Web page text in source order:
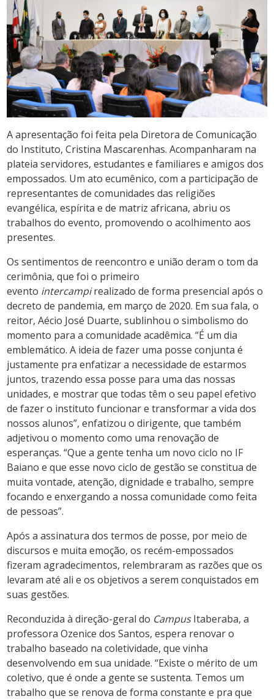
A apresentação foi feita pela Diretora de Comunicação
do Instituto, Cristina Mascarenhas. Acompanharam na
plateia servidores, estudantes e familiares e amigos dos
empossados. Um ato ecumênico, com a participação de
representantes de comunidades das religiões
evangélica, espírita e de matriz africana, abriu os
trabalhos do evento, promovendo o acolhimento aos
presentes.
Os sentimentos de reencontro e união deram o tom da
cerimônia, que foi o primeiro
evento intercampirealizado de forma presencial após o
decreto de pandemia, em março de 2020. Em sua fala, o
reitor, Aécio José Duarte, sublinhou o simbolismo do
momento para a comunidade acadêmica. “É um dia
emblemático. A ideia de fazer uma posse conjunta é
justamente pra enfatizar a necessidade de estarmos
juntos, trazendo essa posse para uma das nossas
unidades, e mostrar que todas têm o seu papel efetivo
de fazer o instituto funcionar e transformar a vida dos
nossos alunos”, enfatizou o dirigente, que também
adjetivou o momento como uma renovação de
esperanças. “Que a gente tenha um novo ciclo no IF
Baiano e que esse novo ciclo de gestão se constitua de
muita vontade, atenção, dignidade e trabalho, sempre
focando e enxergando a nossa comunidade como feita
de pessoas”.
Após a assinatura dos termos de posse, por meio de
discursos e muita emoção, os recém-empossados
fizeram agradecimentos, relembraram as razões que os
levaram até ali e os objetivos a serem conquistados em
suas gestões.
Reconduzida à direção-geral do CampusItaberaba, a
professora Ozenice dos Santos, espera renovar o
trabalho baseado na coletividade, que vinha
desenvolvendo em sua unidade. “Existe o mérito de um
coletivo, que é onde a gente se sustenta. Temos um
trabalho que se renova de forma constante e pra que